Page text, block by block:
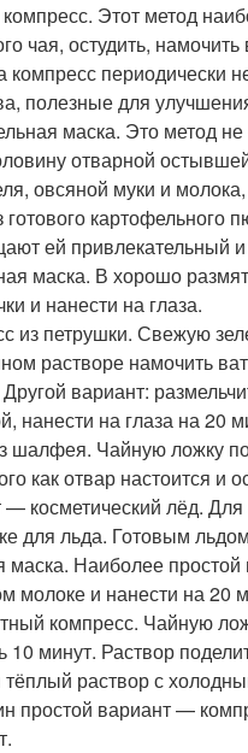
Этот метод
чая, остудить,
периодически
полезные для
маска. Это метод
отварной
овсяной муки и
готового
ей привлекательный
маска. В хорошо
и нанести на глаза.
из петрушки. Свежую
растворе намочить
вариант:
нанести на глаза на 20
шалфея. Чайную ложку
как отвар настоится и
— косметический лёд.
для льда. Готовым
маска. Наиболее простой
молоке и нанести на 20
компресс. Чайную
10 минут. Раствор
тёплый раствор с
простой вариант —